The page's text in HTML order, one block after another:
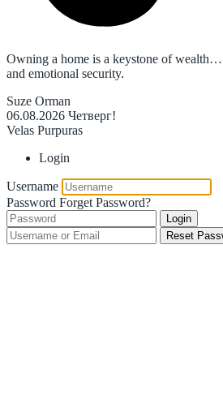
Owning a home is a keystone of
and emotional security.
Suze Orman
06.08.2026 Четверг!
Velas Purpuras
Login
Username
Password Forget Password?
Login
Reset